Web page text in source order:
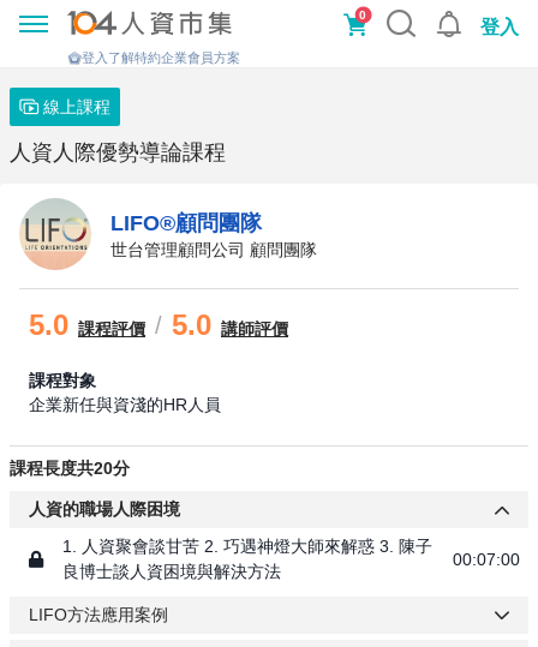
0
登入
登入了解特約企業會員方案
線上課程
人資人際優勢導論課程
LIFO®顧問團隊
世台管理顧問公司 顧問團隊
5.0 課程評價 / 5.0 講師評價
課程對象
企業新任與資淺的HR人員
課程長度共20分
人資的職場人際困境
1. 人資聚會談甘苦 2. 巧遇神燈大師來解惑 3. 陳子
良博士談人資困境與解決方法
00:07:00
LIFO方法應用案例